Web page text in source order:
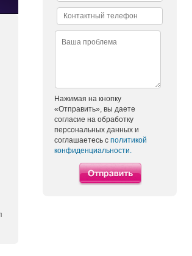
Нажимая на кнопку
«Отправить», вы даете
согласие на обработку
персональных данных и
соглашаетесь с политикой
конфиденциальности.